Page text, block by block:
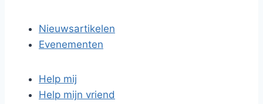
Nieuwsartikelen
Evenementen
Help mij
Help mijn vriend